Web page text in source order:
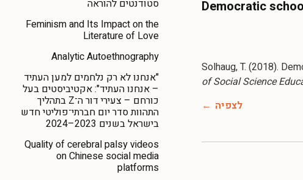
Democratic
Solhaug, T. (2018).
of Social Science
לצפיה
סטודנטים להוראה
Feminism and Its Impact on the
Literature of Love
Analytic Autoethnography
"אנחנו לא רק נלחמים למען העתיד
– אנחנו העתיד": אקטיביסטים בעל
כורחם – צעירי דור ה־Z בתהליך
התהוות סדר יום חברתי־פוליטי חדש
בישראל בשנים 2023–2024
Quality of cerebral palsy videos
on Chinese social media
platforms